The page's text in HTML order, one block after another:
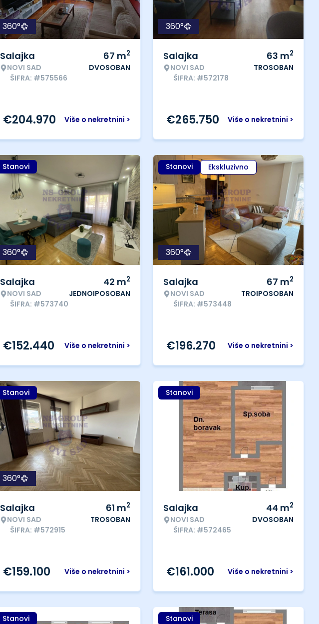
360°
Salajka
NOVI SAD
ŠIFRA: #575566
67 m2
DVOSOBAN
Više o nekretnini >
€204.970
360°
Salajka
NOVI SAD
ŠIFRA: #572178
63 m2
TROSOBAN
Više o nekretnini >
€265.750
Stanovi
360°
Salajka
NOVI SAD
ŠIFRA: #573740
42 m2
JEDNOIPOSOBAN
Više o nekretnini >
€152.440
Stanovi Ekskluzivno
360°
Salajka
NOVI SAD
ŠIFRA: #573448
67 m2
TROIPOSOBAN
Više o nekretnini >
€196.270
Stanovi
360°
Salajka
NOVI SAD
ŠIFRA: #572915
61 m2
TROSOBAN
Više o nekretnini >
€159.100
Stanovi
Salajka
NOVI SAD
ŠIFRA: #572465
44 m2
DVOSOBAN
Više o nekretnini >
€161.000
Stanovi Stanovi